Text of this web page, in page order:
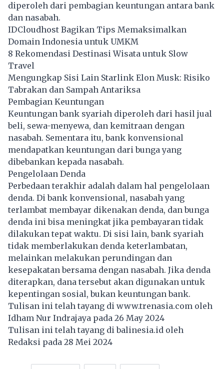
diperoleh dari pembagian keuntungan antara bank
dan nasabah.
IDCloudhost Bagikan Tips Memaksimalkan
Domain Indonesia untuk UMKM
8 Rekomendasi Destinasi Wisata untuk Slow
Travel
Mengungkap Sisi Lain Starlink Elon Musk: Risiko
Tabrakan dan Sampah Antariksa
Pembagian Keuntungan
Keuntungan bank syariah diperoleh dari hasil jual
beli, sewa-menyewa, dan kemitraan dengan
nasabah. Sementara itu, bank konvensional
mendapatkan keuntungan dari bunga yang
dibebankan kepada nasabah.
Pengelolaan Denda
Perbedaan terakhir adalah dalam hal pengelolaan
denda. Di bank konvensional, nasabah yang
terlambat membayar dikenakan denda, dan bunga
denda ini bisa meningkat jika pembayaran tidak
dilakukan tepat waktu. Di sisi lain, bank syariah
tidak memberlakukan denda keterlambatan,
melainkan melakukan perundingan dan
kesepakatan bersama dengan nasabah. Jika denda
diterapkan, dana tersebut akan digunakan untuk
kepentingan sosial, bukan keuntungan bank.
Tulisan ini telah tayang di www.trenasia.com oleh
Idham Nur Indrajaya pada 26 May 2024
Tulisan ini telah tayang dibalinesia.id oleh
Redaksi pada 28 Mei 2024